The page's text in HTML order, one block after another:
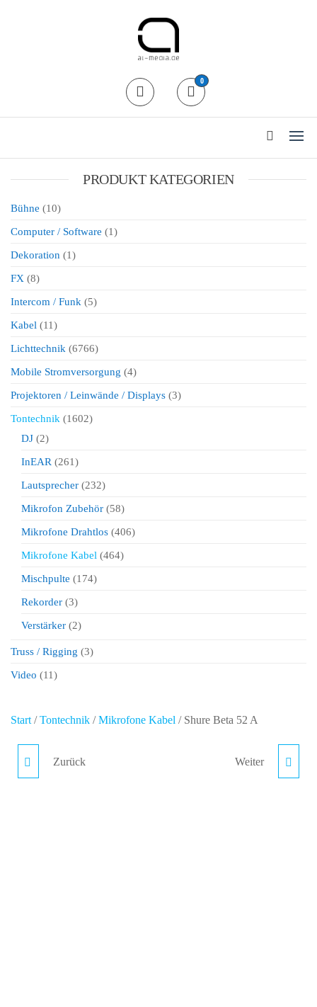
al-media Dryhire Shop
professionelle
Veranstaltungstechnik in Köln
24/7 Abholung / Rückgabe
0
PRODUKT KATEGORIEN
Bühne (10)
Computer / Software (1)
Dekoration (1)
FX (8)
Intercom / Funk (5)
Kabel (11)
Lichttechnik (6766)
Mobile Stromversorgung (4)
Projektoren / Leinwände / Displays (3)
Tontechnik (1602)
DJ (2)
InEAR (261)
Lautsprecher (232)
Mikrofon Zubehör (58)
Mikrofone Drahtlos (406)
Mikrofone Kabel (464)
Mischpulte (174)
Rekorder (3)
Verstärker (2)
Truss / Rigging (3)
Video (11)
Start /Tontechnik /Mikrofone Kabel / Shure Beta 52 A
Zurück Weiter